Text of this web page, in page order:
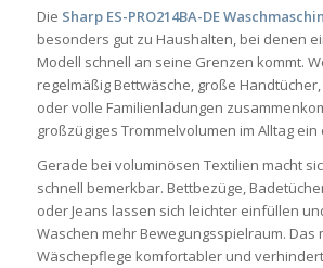
Die Sharp ES-PRO214BA-DE
besonders gut zu Haushalten, bei denen
Modell schnell an seine Grenzen kommt.
regelmäßig Bettwäsche, große
oder volle Familienladungen
großzügiges Trommelvolumen im Alltag ein
Gerade bei voluminösen Textilien macht
schnell bemerkbar. Bettbezüge,
oder Jeans lassen sich leichter einfüllen
Waschen mehr Bewegungsspielraum. Das
Wäschepflege komfortabler und